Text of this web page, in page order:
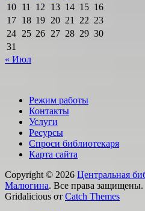
10 11 12 13 14 15 16
17 18 19 20 21 22 23
24 25 26 27 28 29 30
31
« Июл
Режим работы
Контакты
Услуги
Ресурсы
Спроси библиотекаря
Карта сайта
Copyright © 2026 Центральная
Малюгина. Все права защищены.
Gridalicious от Catch Themes